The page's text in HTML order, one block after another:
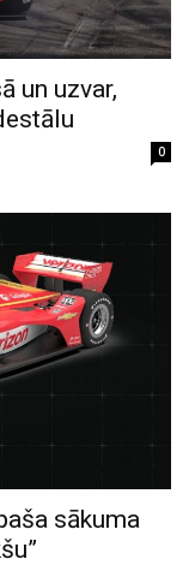
un uzvar,
0
sākuma